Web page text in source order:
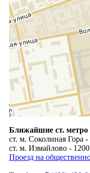
Ближайшие ст. метро
ст. м. Соколиная Гора
ст. м. Измайлово -
Проезд на